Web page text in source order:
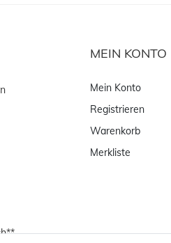
MEIN KONTO
Mein Konto
Registrieren
Warenkorb
Merkliste